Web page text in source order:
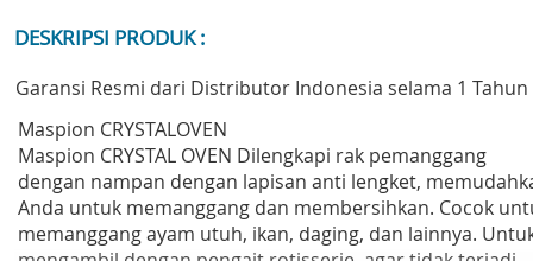
DESKRIPSI PRODUK :
Garansi Resmi dari Distributor Indonesia selama 1 Tahun
Maspion CRYSTALOVEN
Maspion CRYSTAL OVEN Dilengkapi rak pemanggang
dengan nampan dengan lapisan anti lengket,
Anda untuk memanggang dan membersihkan. Cocok
memanggang ayam utuh, ikan, daging, dan lainnya.